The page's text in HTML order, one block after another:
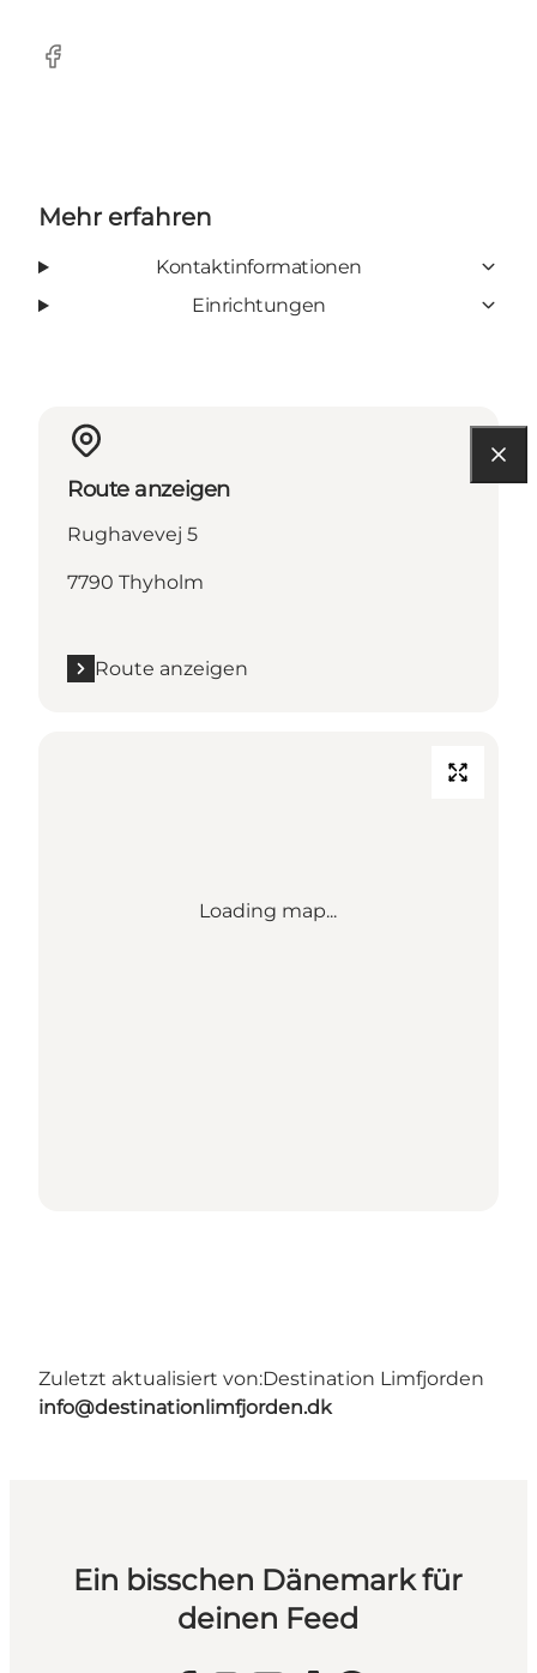
Facebook
Mehr erfahren
Kontaktinformationen
Einrichtungen
Route anzeigen
Rughavevej 5
7790 Thyholm
Route anzeigen
Loading map...
Zuletzt aktualisiert von:Destination Limfjorden
info@destinationlimfjorden.dk
Ein bisschen Dänemark für
deinen Feed